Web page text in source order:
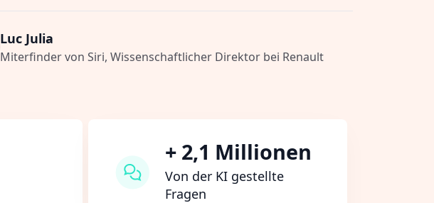
Luc Julia
Miterfinder von Siri, Wissenschaftlicher Direktor bei Renault
+ 2,1 Millionen
Von der KI gestellte
Fragen